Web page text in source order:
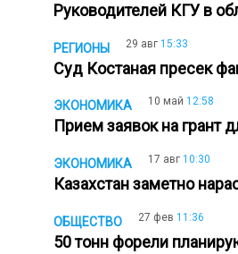
Руководителей КГУ в
РЕГИОНЫ 29 авг 15:33
Суд Костаная пресек
ЭКОНОМИКА 10 май 12:58
Прием заявок на грант
ЭКОНОМИКА 17 авг 10:30
Казахстан заметно
ОБЩЕСТВО 27 фев 11:36
50 тонн форели